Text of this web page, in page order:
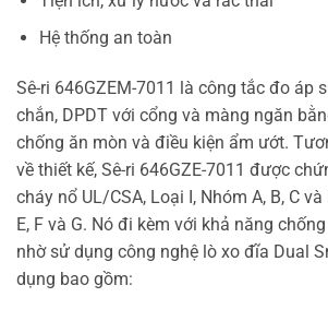
Hệ thống an toàn
Sê-ri 646GZEM-7011 là công tắc đo áp
chắn, DPDT với cổng và màng ngăn
chống ăn mòn và điều kiện ẩm ướt.
về thiết kế, Sê-ri 646GZE-7011 được
cháy nổ UL/CSA, Loại I, Nhóm A, B, C
E, F và G. Nó đi kèm với khả năng
nhờ sử dụng công nghệ lò xo đĩa Dual
dụng bao gồm: